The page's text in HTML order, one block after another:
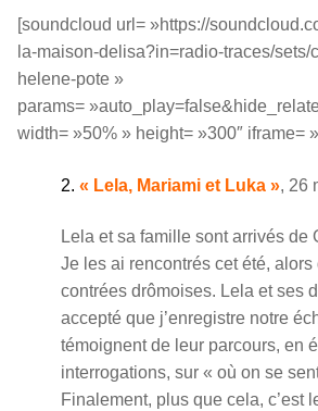
[soundcloud url= »https://
la-maison-delisa?in=radio-traces/sets/
helene-pote »
params=
width= »50% » height= »300″ iframe=
2. « Lela, Mariami et Luka », 26
Lela et sa famille sont arrivés de
Je les ai rencontrés cet été, alors
contrées drômoises. Lela et ses
accepté que j’enregistre notre
témoignent de leur parcours, en
interrogations, sur « où on se
Finalement, plus que cela, c’est